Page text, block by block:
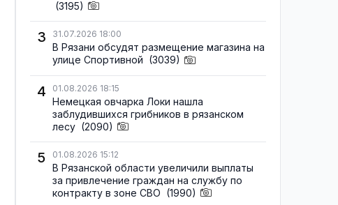
(3195)
3 31.07.2026 18:00
В Рязани обсудят размещение магазина на
улице Спортивной (3039)
4 01.08.2026 18:15
Немецкая овчарка Локи нашла
заблудившихся грибников в рязанском
лесу (2090)
5 01.08.2026 15:12
В Рязанской области увеличили выплаты
за привлечение граждан на службу по
контракту в зоне СВО (1990)